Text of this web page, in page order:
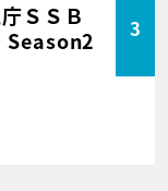
ＳＳＢ
Season2
3